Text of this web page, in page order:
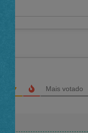
Mais votado